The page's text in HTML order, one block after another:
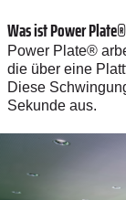
Was ist Power
Power Plate®
die über eine
Diese
Sekunde aus.